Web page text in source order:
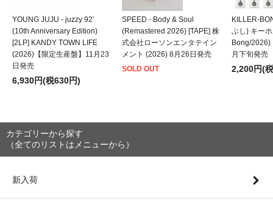
YOUNG JUJU - juzzy 92'
(10th Anniversary Edition)
[2LP] KANDY TOWN LIFE
(2026)【限定生産盤】11月23
日発売
6,930円(税630円)
SPEED - Body & Soul
(Remastered 2026) [TAPE] 株
式会社ローソンエンタテイン
メント (2026) 8月26日発売
SOLD OUT
KILLER-
ぶし) キー
Bong/2026)
月下旬発売
2,200円(
カテゴリーから探す
（全てのリストはメニューから）
新入荷